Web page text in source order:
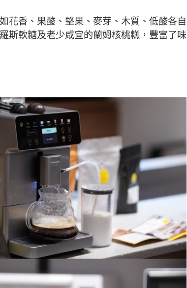
花香、果酸、堅果、麥芽、木質、低酸各自
斯軟糖及老少咸宜的蘭姆核桃糕，豐富了味